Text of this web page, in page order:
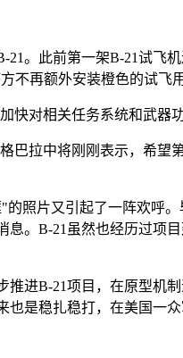
。此前第一架B-21试
不再额外安装橙色的试飞
快对相关任务系统和武
巴拉中将刚刚表示，希
照片又引起了一阵欢呼
。B-21虽然也经历过
进B-21项目，在原型
是稳扎稳打，在美国一